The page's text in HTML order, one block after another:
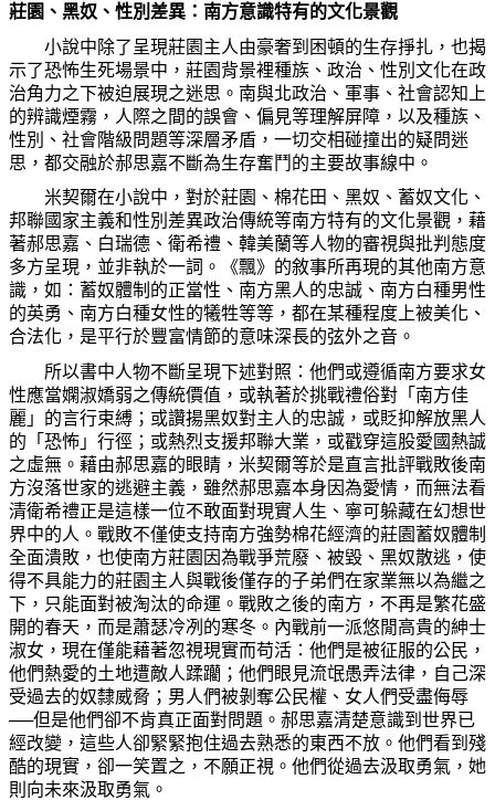
莊園、黑奴、性別差異：南方意識特有的文化景觀
小說中除了呈現莊園主人由豪奢到困頓的生存掙扎，也揭
示了恐怖生死場景中，莊園背景裡種族、政治、性別文化在政
治角力之下被迫展現之迷思。南與北政治、軍事、社會認知上
的辨識煙霧，人際之間的誤會、偏見等理解屏障，以及種族、
性別、社會階級問題等深層矛盾，一切交相碰撞出的疑問迷
思，都交融於郝思嘉不斷為生存奮 鬥 的主要故事線中。
米契爾在小說中，對於莊園、棉花田、黑奴、蓄奴文化、
邦聯國家主義和性別差異政治傳統等南方特有的文化景觀，藉
著郝思嘉、白瑞德、衛希禮、韓美蘭等人物的審視與批判態度
多方呈現，並非執於一詞。《飄》的敘事所再現的其他南方意
識，如：蓄奴體制的正當性、南方黑人的忠誠、南方白種男性
的英勇、南方白種女性的犧牲等等，都在某種程度上被美化、
合法化，是平行於豐富情節的意味深長的弦外之音。
所以書中人物不斷呈現下述對照：他們或遵循南方要求女
性應當嫻淑嬌弱之傳統價值 ，或執著於挑戰禮俗對「南方佳
麗」的言行束縛；或讚揚黑奴對主人的忠誠，或貶抑解放黑人
的「恐怖」行徑；或熱烈支援邦聯大業，或戳穿這股愛國熱誠
之虛無。藉由郝思嘉的眼睛，米契爾等於是直言批評戰敗後南
方沒落世家的逃避主義，雖然郝思嘉本身因為愛情，而無法看
清衛希禮正是這樣一位不敢面對現實人生、寧可躲藏在幻想世
界中的人。戰敗不僅使支持南方強勢棉花經濟的莊園蓄奴體制
全面潰敗，也使南方莊園因為戰爭荒廢、被毀 、黑奴散逃，使
得不具能力的莊園主人與戰後僅存的子弟們在家業無以為繼之
下，只能面對被淘汰的命運。戰敗之後的南方，不再是繁花盛
開的春天，而是蕭瑟冷冽的寒冬。內戰前一派悠閒高貴的紳士
淑女，現在僅能藉著忽視現實而苟活：他們是被征服的公民，
他們熱愛的土地遭敵人蹂躪；他們眼見流氓愚弄法律，自己深
受過去的奴隸威脅；男人們被剝奪公民權、女人們受盡侮辱
──但是他們卻不肯真正面對問題。郝思嘉清楚意識到世界已
經改變，這些人卻緊緊抱住過去熟悉的東西不放。他們看到殘
酷的現實，卻一笑置之，不願正視。他們從過去汲取勇氣， 她
則向未來汲取勇氣。